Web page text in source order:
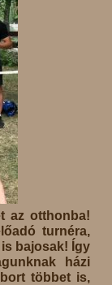
az otthonba!
turnéra,
bajosak! Így
házi
többet is,